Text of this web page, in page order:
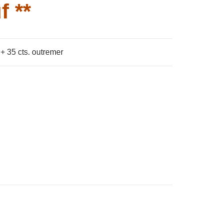
**
35 cts. outremer